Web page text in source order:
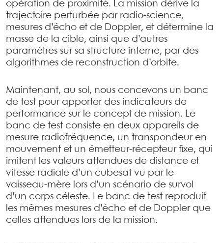
opération de proximité. La mission dérive la
trajectoire perturbée par radio-science,
mesures d’écho et de Doppler, et détermine la
masse de la cible, ainsi que d’autres
paramètres sur sa structure interne, par des
algorithmes de reconstruction d’orbite.
Maintenant, au sol, nous concevons un banc
de test pour apporter des indicateurs de
performance sur le concept de mission. Le
banc de test consiste en deux appareils de
mesure radiofréquence, un transpondeur en
mouvement et un émetteur-récepteur fixe, qui
imitent les valeurs attendues de distance et
vitesse radiale d’un cubesat vu par le
vaisseau-mère lors d’un scénario de survol
d’un corps céleste. Le banc de test reproduit
les mêmes mesures d’écho et de Doppler que
celles attendues lors de la mission.